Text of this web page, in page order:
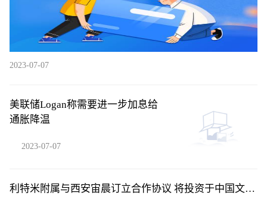
2023-07-07
美联储Logan称需要进一步加息给
通胀降温
2023-07-07
利特米附属与西安宙晨订立合作协议 将投资于中国文昌